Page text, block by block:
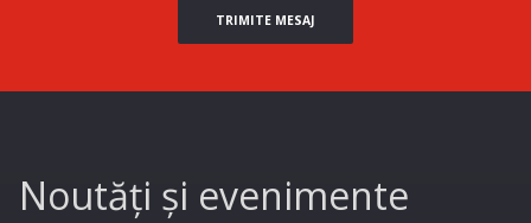
TRIMITE MESAJ
Noutăți și evenimente